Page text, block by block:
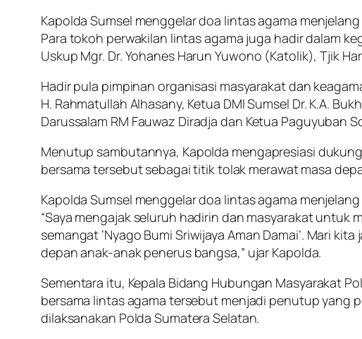
Kapolda Sumsel menggelar doa lintas agama
Para tokoh perwakilan lintas agama juga hadir dalam
Uskup Mgr. Dr. Yohanes Harun Yuwono (Katolik), Tjik
Hadir pula pimpinan organisasi masyarakat dan
H. Rahmatullah Alhasany, Ketua DMI Sumsel Dr. K.A.
Darussalam RM Fauwaz Diradja dan Ketua Paguyuban
Menutup sambutannya, Kapolda mengapresiasi
bersama tersebut sebagai titik tolak merawat masa
Kapolda Sumsel menggelar doa lintas agama
“Saya mengajak seluruh hadirin dan masyarakat untuk
semangat ‘Nyago Bumi Sriwijaya Aman Damai’. Mari
depan anak-anak penerus bangsa,” ujar Kapolda.
Sementara itu, Kepala Bidang Hubungan Masyarakat
bersama lintas agama tersebut menjadi penutup yang
dilaksanakan Polda Sumatera Selatan.